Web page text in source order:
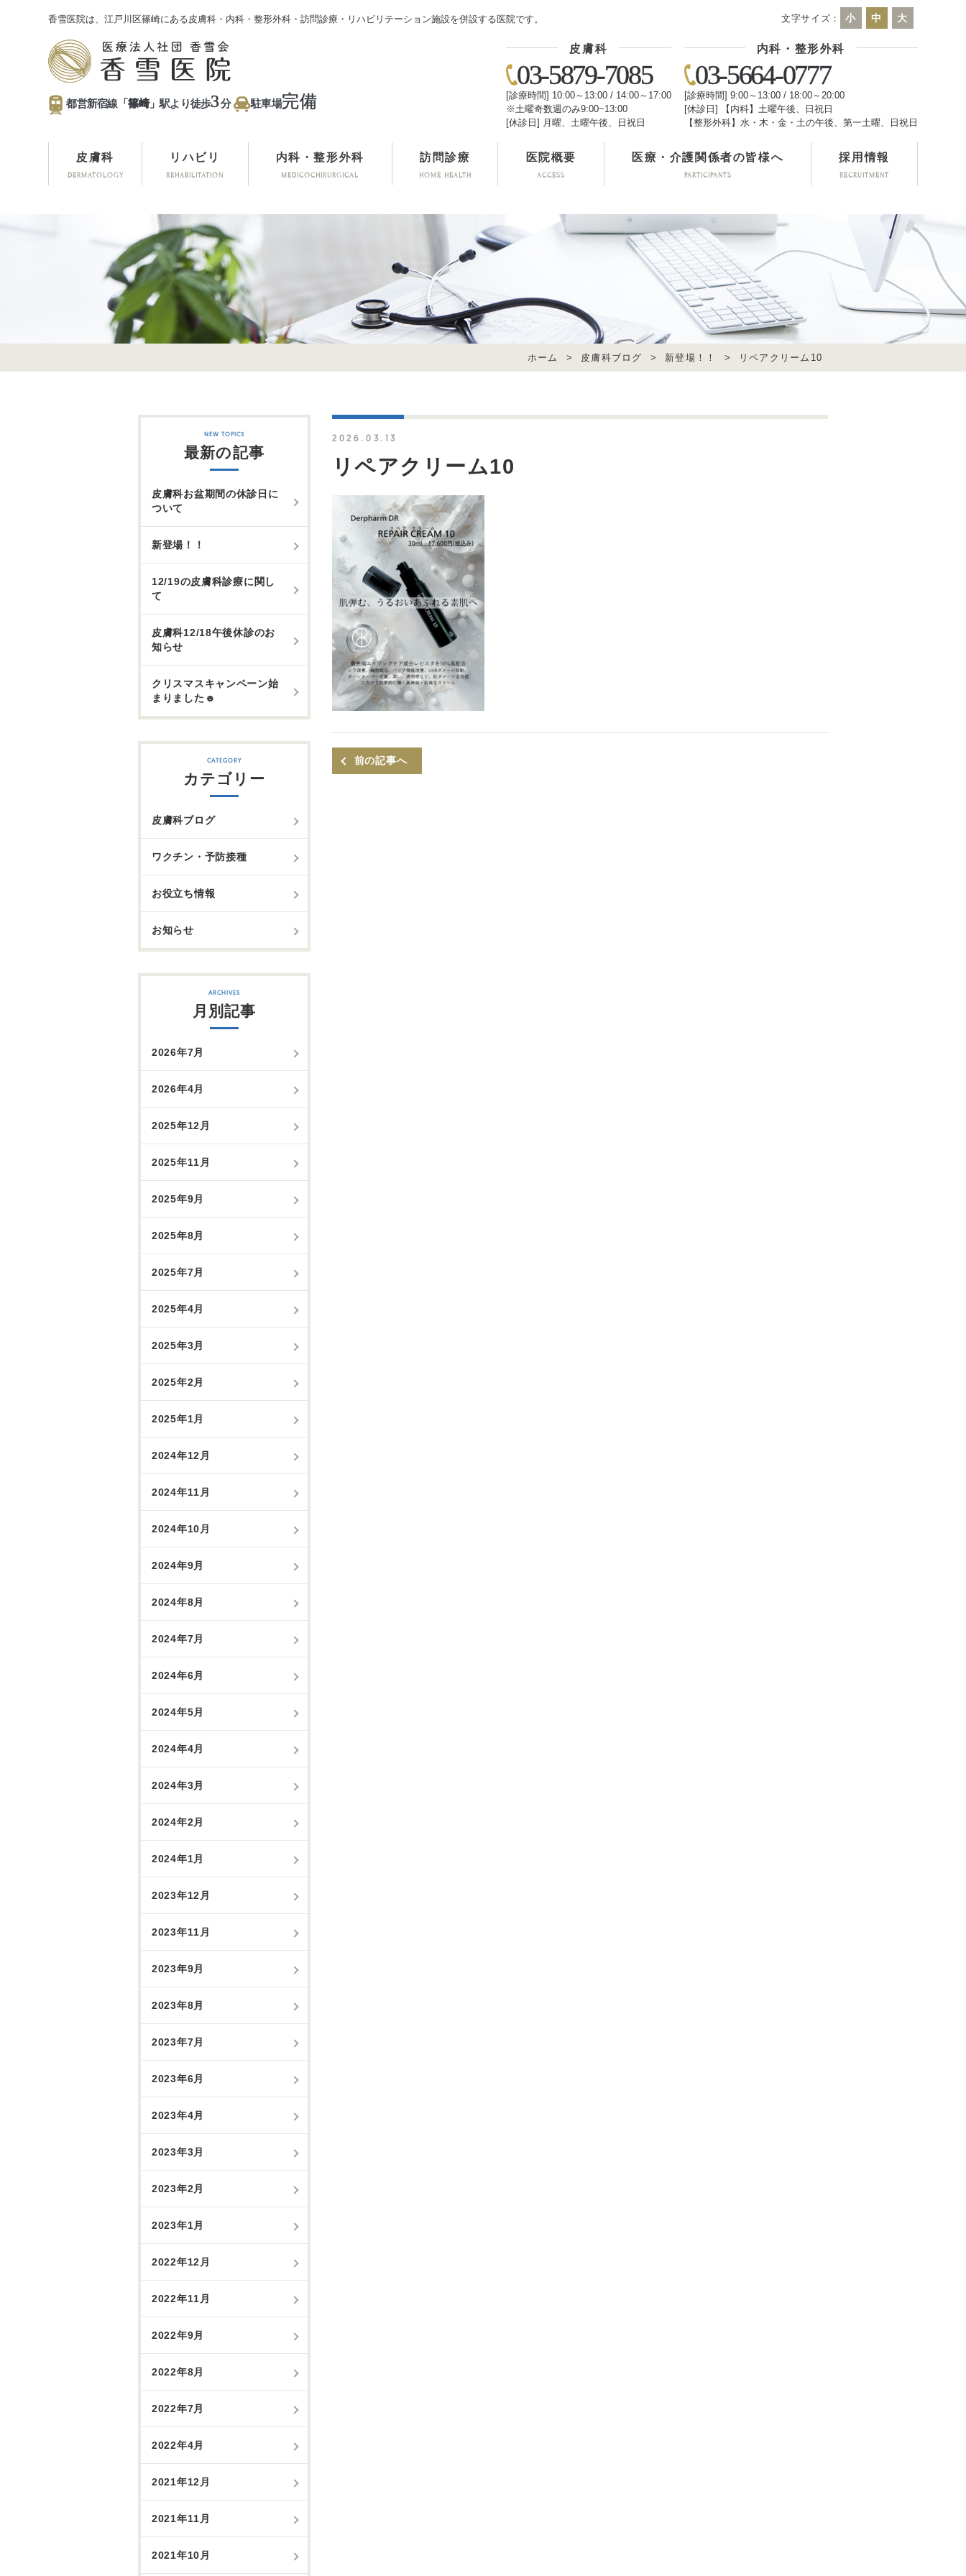
香雪医院は、江戸川区篠崎にある皮膚科・内科・整形外科・訪問診療・リハビリテーション施設を併設する医院です。 文字サイズ： 小 中 大
都営新宿線「篠崎」駅より徒歩3分 駐車場完備
皮膚科
03-5879-7085
[診療時間] 10:00～13:00 / 14:00～17:00
※土曜奇数週のみ9:00~13:00
[休診日] 月曜、土曜午後、日祝日
内科・整形外科
03-5664-0777
[診療時間] 9:00～13:00 / 18:00～20:00
[休診日] 【内科】土曜午後、日祝日
【整形外科】水・木・金・土の午後、第一土曜、日祝日
DERMATOLOGY
皮膚科
REHABILITATION
リハビリ
MEDICOCHIRURGICAL
内科・整形外科
HOME HEALTH
訪問診療
ACCESS
医院概要
PARTICIPANTS
医療・介護関係者の皆様へ
RECRUITMENT
採用情報
ホーム > 皮膚科ブログ > 新登場！！ > リペアクリーム10
2026.03.13
リペアクリーム10
前の記事へ
最新の記事
皮膚科お盆期間の休診日に
ついて
新登場！！
12/19の皮膚科診療に関し
て
皮膚科12/18午後休診のお
知らせ
クリスマスキャンペーン始
まりました☻
カテゴリー
皮膚科ブログ
ワクチン・予防接種
お役立ち情報
お知らせ
月別記事
2026年7月
2026年4月
2025年12月
2025年11月
2025年9月
2025年8月
2025年7月
2025年4月
2025年3月
2025年2月
2025年1月
2024年12月
2024年11月
2024年10月
2024年9月
2024年8月
2024年7月
2024年6月
2024年5月
2024年4月
2024年3月
2024年2月
2024年1月
2023年12月
2023年11月
2023年9月
2023年8月
2023年7月
2023年6月
2023年4月
2023年3月
2023年2月
2023年1月
2022年12月
2022年11月
2022年9月
2022年8月
2022年7月
2022年4月
2021年12月
2021年11月
2021年10月